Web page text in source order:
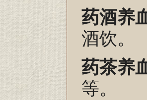
药酒养
酒饮。
药茶养
等。